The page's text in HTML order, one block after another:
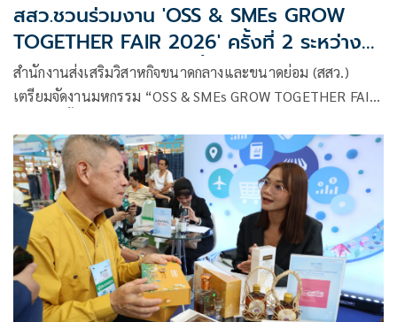
สสว.ชวนร่วมงาน 'OSS & SMEs GROW
TOGETHER FAIR 2026' ครั้งที่ 2 ระหว่าง
วันที่ 15-17 พฤษภาคมนี้ ณ ศูนย์การค้า
เซ็นทรัล นครสวรรค์ รวมสุดยอดเอสเอ็มอี
เดียว พร้อมกิจกรรมส่งเสริมธุรกิจครบวงจร
สำนักงานส่งเสริมวิสาหกิจขนาดกลางและขนาดย่อม (สสว.)
เตรียมจัดงานมหกรรม “OSS & SMEs GROW TOGETHER FAIR
OSS” ระหว่างวันที่ 15 – 17 พฤษภาคม 2569 ณ ลานโปรโมชั่น
ชั้น G ศูนย์การค้าเซ็นทรัล นครสวรรค์ เพื่อส่งเสริมและสนับสนุน
ผู้ประกอบการ SMEs ในภาคเหนือ โดยรวบรวมสุดยอดสินค้า
คุณภาพจากผู้ประกอบการกว่า 60 ร้านค้า พร้อมกิจกรรมส่งเสริม
ธุรกิจครบวงจร